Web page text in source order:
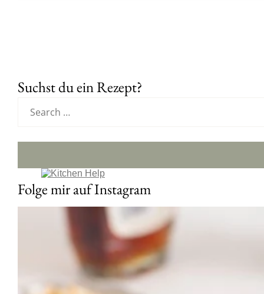
Suchst du ein Rezept?
Folge mir auf Instagram